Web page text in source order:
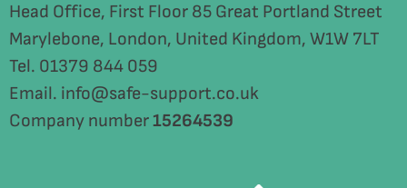
Head Office, First Floor 85 Great Portland Street
Marylebone, London, United Kingdom, W1W 7LT
Tel. 01379 844 059
Email. info@safe-support.co.uk
Company number15264539